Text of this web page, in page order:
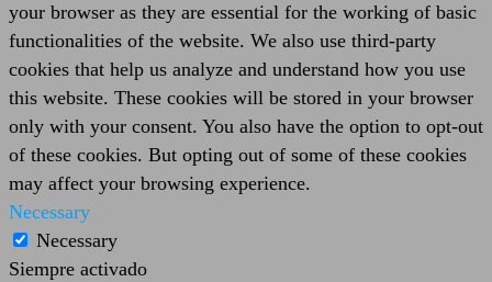
your browser as they are essential for the working of basic
functionalities of the website. We also use third-party
cookies that help us analyze and understand how you use
this website. These cookies will be stored in your browser
only with your consent. You also have the option to opt-out
of these cookies. But opting out of some of these cookies
may affect your browsing experience.
Necessary
Necessary
Siempre activado